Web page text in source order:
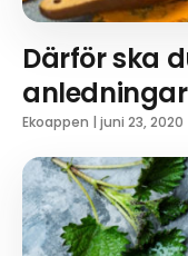
Därför ska
anledningar
Ekoappen | juni 23, 2020